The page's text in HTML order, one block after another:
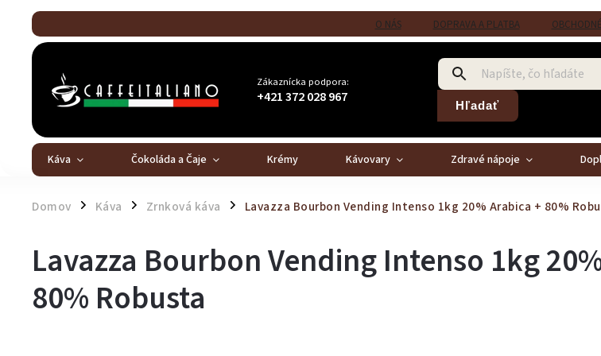
O NÁS DOPRAVA A PLATBA
Zákaznícka podpora:
+421 372 028 967 Hľadať
Káva Čokoláda a Čaje Krémy Kávovary Zdravé nápoje
Domov / Káva / Zrnková káva / Lavazza Bourbon Vending Intenso 1kg 20% Arabica + 80%
Lavazza Bourbon Vending Intenso 1kg
80% Robusta